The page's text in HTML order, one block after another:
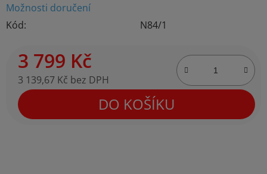
Možnosti doručení
Kód:
N84/1
3 799 Kč
3 139,67 Kč bez DPH
Měrná cena:
DO KOŠÍKU